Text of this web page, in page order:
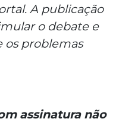
A publicação
o debate e
os problemas
assinatura não